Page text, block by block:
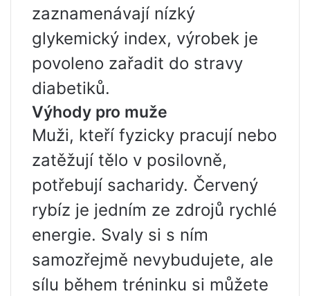
zaznamenávají nízký
glykemický index, výrobek je
povoleno zařadit do stravy
diabetiků.
Výhody pro muže
Muži, kteří fyzicky pracují nebo
zatěžují tělo v posilovně,
potřebují sacharidy. Červený
rybíz je jedním ze zdrojů rychlé
energie. Svaly si s ním
samozřejmě nevybudujete, ale
sílu během tréninku si můžete